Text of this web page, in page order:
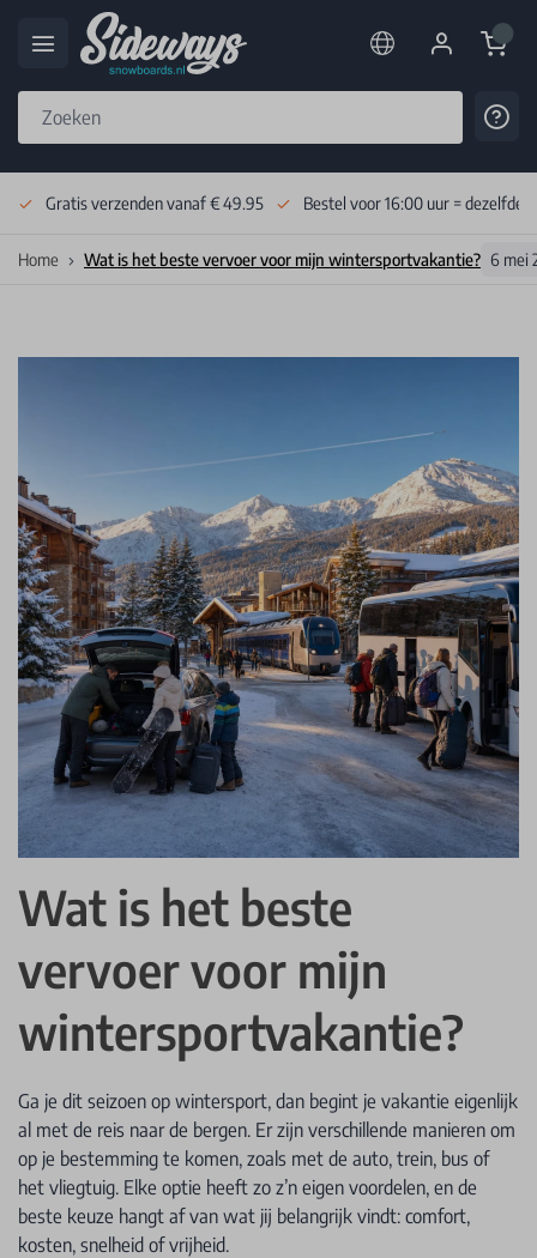
Cart
Gratis verzenden vanaf € 49.95 Bestel voor 16:00 uur = dezelfde
Home Wat is het beste vervoer voor mijn wintersportvakantie? 6 mei
Wat is het beste
vervoer voor mijn
wintersportvakantie?
Ga je dit seizoen op wintersport, dan begint je vakantie eigenlijk
al met de reis naar de bergen. Er zijn verschillende manieren om
op je bestemming te komen, zoals met de auto, trein, bus of
het vliegtuig. Elke optie heeft zo z’n eigen voordelen, en de
beste keuze hangt af van wat jij belangrijk vindt: comfort,
kosten, snelheid of vrijheid.